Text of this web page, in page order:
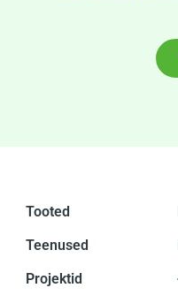
Tooted
Teenused
Projektid